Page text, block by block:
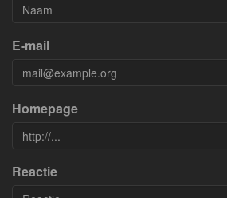
E-mail
Homepage
Reactie